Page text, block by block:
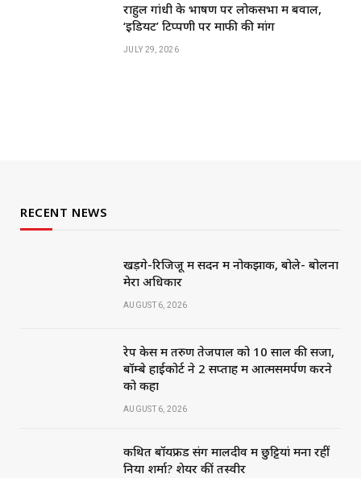
राहुल गांधी के भाषण पर लोकसभा में बवाल,
‘इडियट’ टिप्पणी पर माफी की मांग
JULY 29, 2026
RECENT NEWS
खड़गे-रिजिजू में सदन में नोकझोंक, बोले- बोलना
मेरा अधिकार
AUGUST 6, 2026
रेप केस में तरुण तेजपाल को 10 साल की सजा,
बॉम्बे हाईकोर्ट ने 2 सप्ताह में आत्मसमर्पण करने
को कहा
AUGUST 6, 2026
कथित बॉयफ्रेंड संग मालदीव में छुट्टियां मना रहीं
निया शर्मा? शेयर कीं तस्वीरें